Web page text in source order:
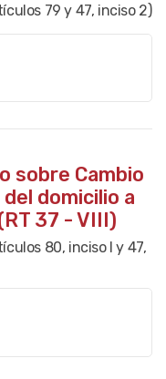
79 y 47, inciso 2)
sobre Cambio
domicilio a
37 - VIII)
80, inciso I y 47,